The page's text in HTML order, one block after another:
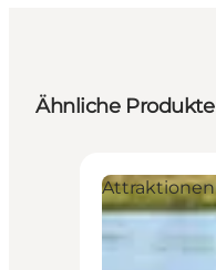
Ähnliche Produkte
Attraktionen